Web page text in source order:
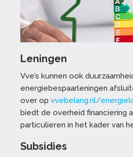
Leningen
Vve’s kunnen ook
energiebespaarleningen
over op vvebelang.nl/
biedt de overheid financiering
particulieren in het kader van
Subsidies